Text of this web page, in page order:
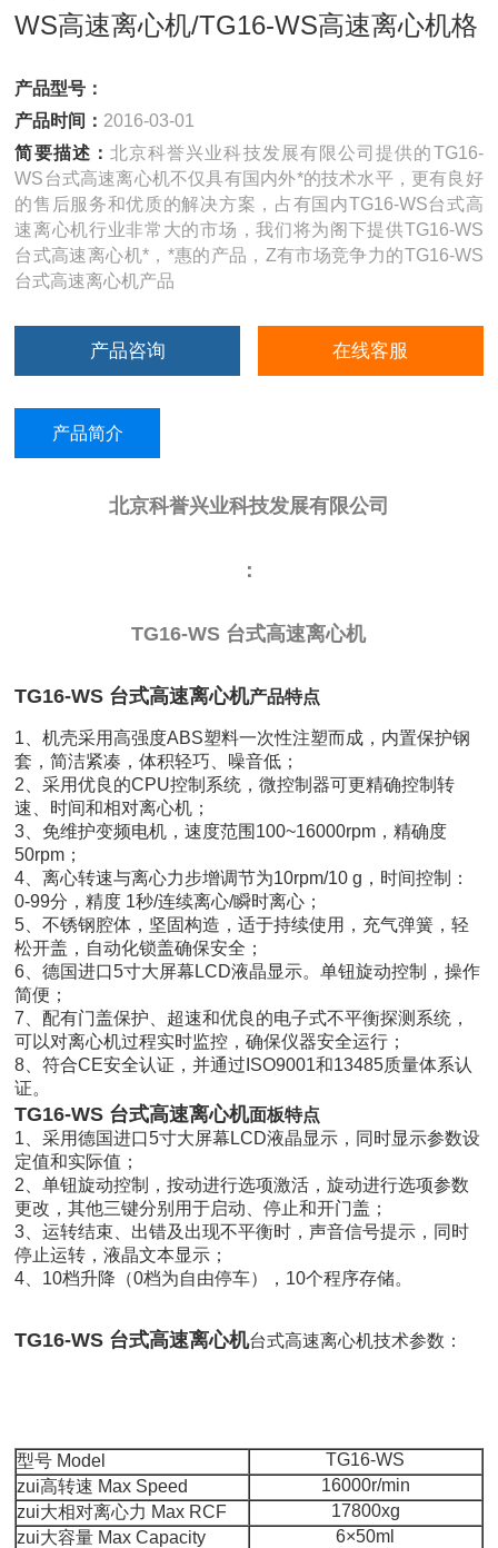
WS高速离心机/TG16-WS高速离心机格
产品型号：
产品时间： 2016-03-01
简要描述： 北京科誉兴业科技发展有限公司提供的TG16-
WS台式高速离心机不仅具有国内外*的技术水平，更有良好
的售后服务和优质的解决方案，占有国内TG16-WS台式高
速离心机行业非常大的市场，我们将为阁下提供TG16-WS
台式高速离心机*，*惠的产品，Z有市场竞争力的TG16-WS
台式高速离心机产品
产品咨询 在线客服
产品简介
北京科誉兴业科技发展有限公司
：
TG16-WS 台式高速离心机
TG16-WS 台式高速离心机产品特点
1、机壳采用高强度ABS塑料一次性注塑而成，内置保护钢
套，简洁紧凑，体积轻巧、噪音低；
2、采用优良的CPU控制系统，微控制器可更精确控制转
速、时间和相对离心机；
3、免维护变频电机，速度范围100~16000rpm，精确度
50rpm；
4、离心转速与离心力步增调节为10rpm/10 g，时间控制：
0-99分，精度 1秒/连续离心/瞬时离心；
5、不锈钢腔体，坚固构造，适于持续使用，充气弹簧，轻
松开盖，自动化锁盖确保安全；
6、德国进口5寸大屏幕LCD液晶显示。单钮旋动控制，操作
简便；
7、配有门盖保护、超速和优良的电子式不平衡探测系统，
可以对离心机过程实时监控，确保仪器安全运行；
8、符合CE安全认证，并通过ISO9001和13485质量体系认
证。
TG16-WS 台式高速离心机面板特点
1、采用德国进口5寸大屏幕LCD液晶显示，同时显示参数设
定值和实际值；
2、单钮旋动控制，按动进行选项激活，旋动进行选项参数
更改，其他三键分别用于启动、停止和开门盖；
3、运转结束、出错及出现不平衡时，声音信号提示，同时
停止运转，液晶文本显示；
4、10档升降（0档为自由停车），10个程序存储。
TG16-WS 台式高速离心机台式高速离心机技术参数：
型号 Model
TG16-WS
zui高转速 Max Speed
16000r/min
zui大相对离心力 Max RCF
17800xg
zui大容量 Max Capacity
6×50ml